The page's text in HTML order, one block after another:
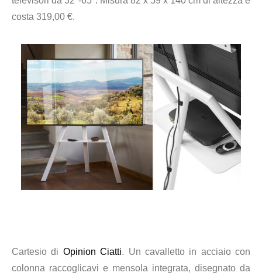
costa 319,00 €.
Cartesio di Opinion Ciatti. Un cavalletto in acciaio con
colonna raccoglicavi e mensola integrata, disegnato da